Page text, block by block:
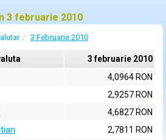
3 februarie 2010
3 Februarie 2010
3 februarie 2010
4,0964 RON
2,9257 RON
4,6827 RON
2,7811 RON